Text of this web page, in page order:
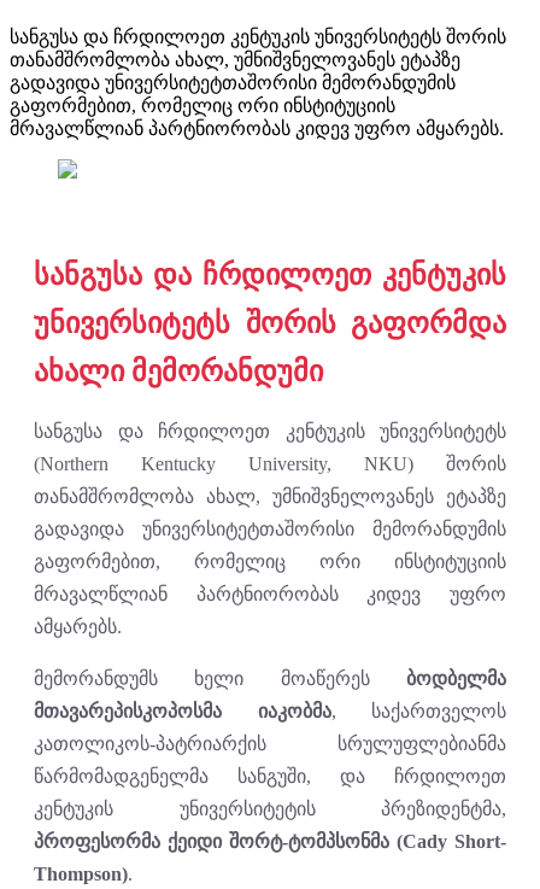
სანგუსა და ჩრდილოეთ კენტუკის უნივერსიტეტს შორის
თანამშრომლობა ახალ, უმნიშვნელოვანეს ეტაპზე
გადავიდა უნივერსიტეტთაშორისი მემორანდუმის
გაფორმებით, რომელიც ორი ინსტიტუციის
მრავალწლიან პარტნიორობას კიდევ უფრო ამყარებს.
სანგუსა და ჩრდილოეთ კენტუკის
უნივერსიტეტს შორის გაფორმდა
ახალი მემორანდუმი
სანგუსა და ჩრდილოეთ კენტუკის უნივერსიტეტს
(Northern Kentucky University, NKU) შორის
თანამშრომლობა ახალ, უმნიშვნელოვანეს ეტაპზე
გადავიდა უნივერსიტეტთაშორისი მემორანდუმის
გაფორმებით, რომელიც ორი ინსტიტუციის
მრავალწლიან პარტნიორობას კიდევ უფრო
ამყარებს.
მემორანდუმს ხელი მოაწერეს ბოდბელმა
მთავარეპისკოპოსმა იაკობმა, საქართველოს
კათოლიკოს-პატრიარქის სრულუფლებიანმა
წარმომადგენელმა სანგუში, და ჩრდილოეთ
კენტუკის უნივერსიტეტის პრეზიდენტმა,
პროფესორმა ქეიდი შორტ-ტომპსონმა (Cady Short-
Thompson).